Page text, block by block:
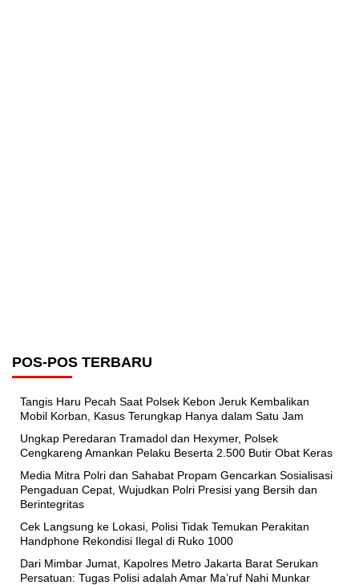
POS-POS TERBARU
Tangis Haru Pecah Saat Polsek Kebon Jeruk Kembalikan
Mobil Korban, Kasus Terungkap Hanya dalam Satu Jam
Ungkap Peredaran Tramadol dan Hexymer, Polsek
Cengkareng Amankan Pelaku Beserta 2.500 Butir Obat Keras
Media Mitra Polri dan Sahabat Propam Gencarkan Sosialisasi
Pengaduan Cepat, Wujudkan Polri Presisi yang Bersih dan
Berintegritas
Cek Langsung ke Lokasi, Polisi Tidak Temukan Perakitan
Handphone Rekondisi Ilegal di Ruko 1000
Dari Mimbar Jumat, Kapolres Metro Jakarta Barat Serukan
Persatuan: Tugas Polisi adalah Amar Ma’ruf Nahi Munkar